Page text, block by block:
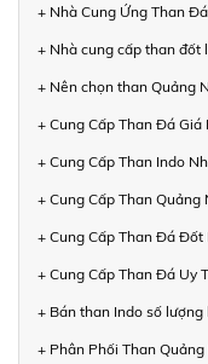
+ Nhà Cung Ứng Than
+ Nhà cung cấp than đốt
+ Nên chọn than Quảng
+ Cung Cấp Than Đá Giá
+ Cung Cấp Than Indo
+ Cung Cấp Than Quảng
+ Cung Cấp Than Đá Đốt
+ Cung Cấp Than Đá Uy
+ Bán than Indo số
+ Phân Phối Than